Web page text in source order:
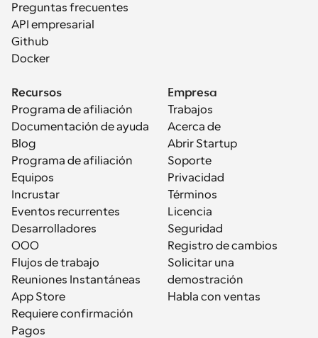
Preguntas frecuentes
API empresarial
Github
Docker
Recursos
Programa de afiliación
Documentación de ayuda
Blog
Programa de afiliación
Equipos
Incrustar
Eventos recurrentes
Desarrolladores
OOO
Flujos de trabajo
Reuniones Instantáneas
App Store
Requiere confirmación
Pagos
Empresa
Trabajos
Acerca de
Abrir Startup
Soporte
Privacidad
Términos
Licencia
Seguridad
Registro de cambios
Solicitar una
demostración
Habla con ventas